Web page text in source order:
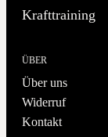
Krafttraining
ÜBER
Über uns
Widerruf
Kontakt